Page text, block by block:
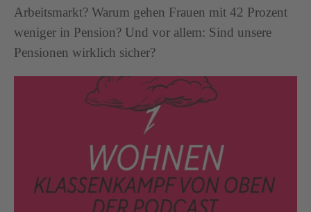
Arbeitsmarkt? Warum gehen Frauen mit 42 Prozent
weniger in Pension? Und vor allem: Sind unsere
Pensionen wirklich sicher?